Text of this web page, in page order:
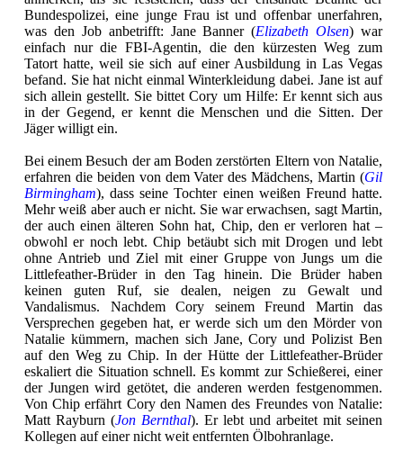
Bundespolizei, eine junge Frau ist und offenbar unerfahren,
was den Job anbetrifft: Jane Banner (Elizabeth Olsen) war
einfach nur die FBI-Agentin, die den kürzesten Weg zum
Tatort hatte, weil sie sich auf einer Ausbildung in Las Vegas
befand. Sie hat nicht einmal Winterkleidung dabei. Jane ist auf
sich allein gestellt. Sie bittet Cory um Hilfe: Er kennt sich aus
in der Gegend, er kennt die Menschen und die Sitten. Der
Jäger willigt ein.
Bei einem Besuch der am Boden zerstörten Eltern von Natalie,
erfahren die beiden von dem Vater des Mädchens, Martin (Gil
Birmingham), dass seine Tochter einen weißen Freund hatte.
Mehr weiß aber auch er nicht. Sie war erwachsen, sagt Martin,
der auch einen älteren Sohn hat, Chip, den er verloren hat –
obwohl er noch lebt. Chip betäubt sich mit Drogen und lebt
ohne Antrieb und Ziel mit einer Gruppe von Jungs um die
Littlefeather-Brüder in den Tag hinein. Die Brüder haben
keinen guten Ruf, sie dealen, neigen zu Gewalt und
Vandalismus. Nachdem Cory seinem Freund Martin das
Versprechen gegeben hat, er werde sich um den Mörder von
Natalie kümmern, machen sich Jane, Cory und Polizist Ben
auf den Weg zu Chip. In der Hütte der Littlefeather-Brüder
eskaliert die Situation schnell. Es kommt zur Schießerei, einer
der Jungen wird getötet, die anderen werden festgenommen.
Von Chip erfährt Cory den Namen des Freundes von Natalie:
Matt Rayburn (Jon Bernthal). Er lebt und arbeitet mit seinen
Kollegen auf einer nicht weit entfernten Ölbohranlage.